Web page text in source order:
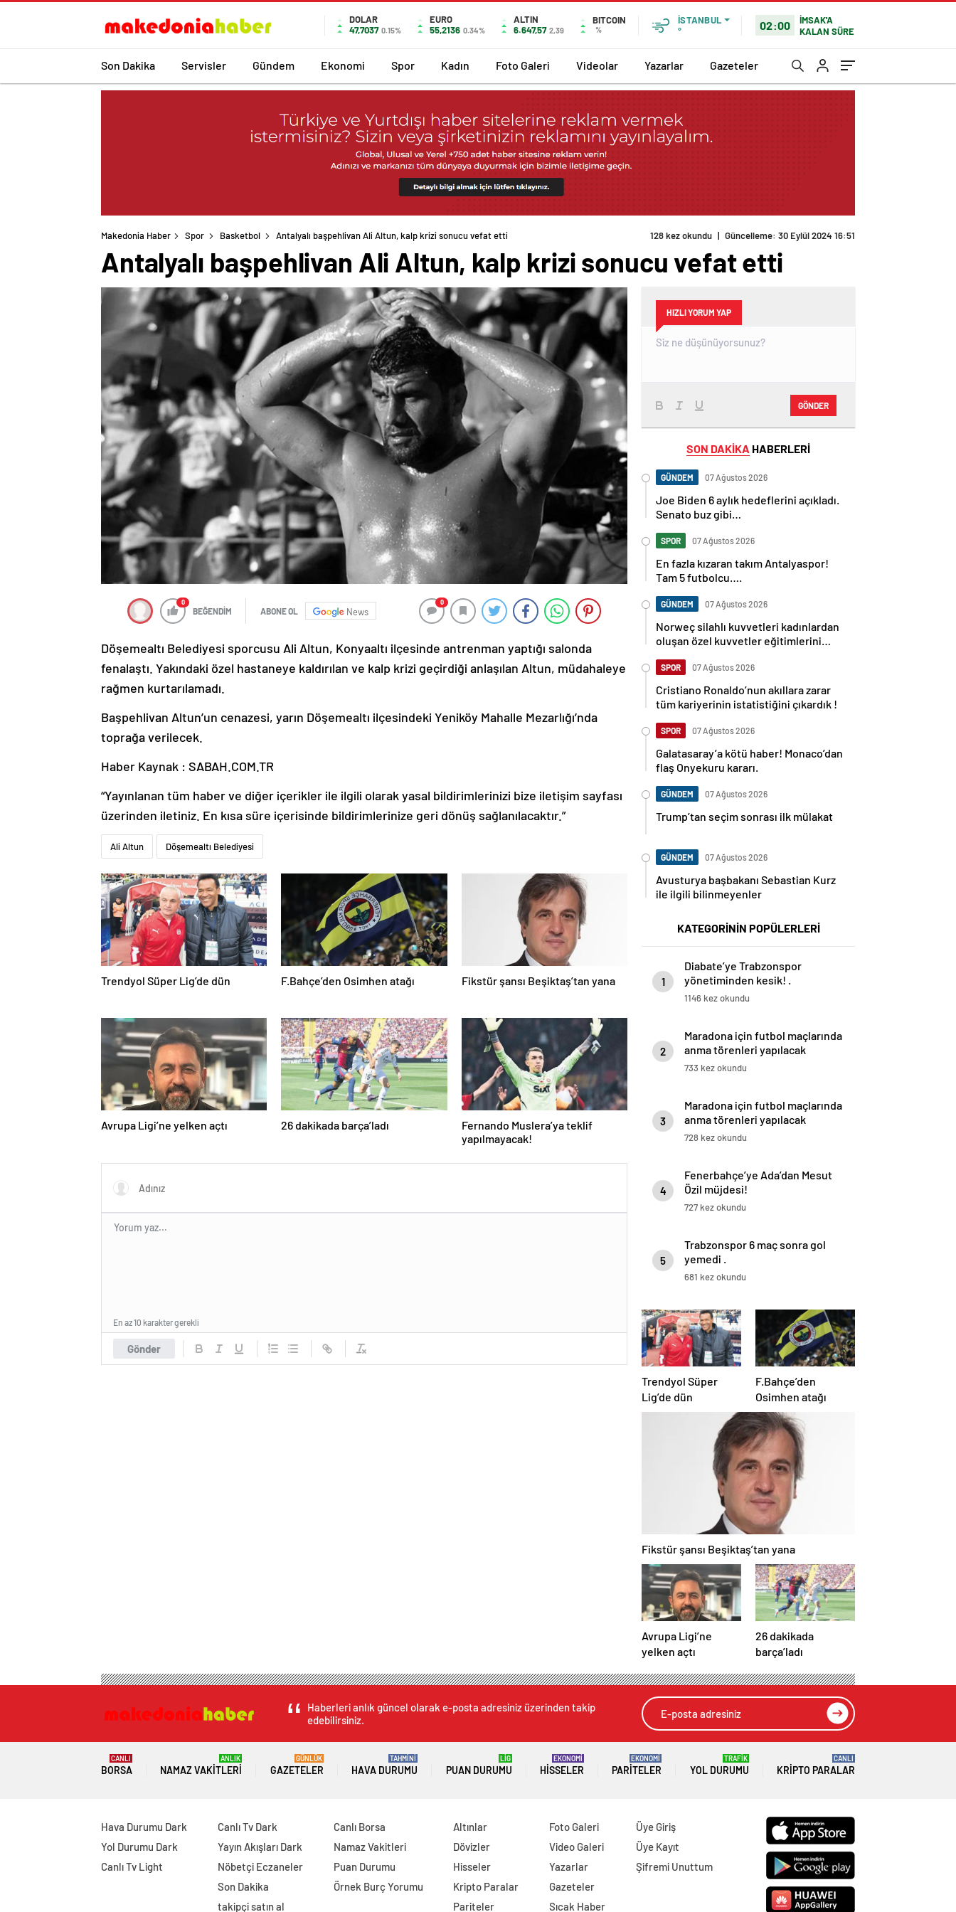
DOLAR
47,7037 0.15%
EURO
55,2136 0.34%
ALTIN
6.647,57 2,39
BITCOIN
%
İSTANBUL
°
02:00
İMSAK'A
KALAN SÜRE
Son Dakika Servisler Gündem Ekonomi Spor Kadın Foto Galeri Videolar Yazarlar Gazeteler
Makedonia Haber Spor Basketbol Antalyalı başpehlivan Ali Altun, kalp krizi sonucu vefat etti 128 kez okundu | Güncelleme: 30 Eylül 2024 16:51
Antalyalı başpehlivan Ali Altun, kalp krizi sonucu vefat etti
0
BEĞENDİM ABONE OL News
0
Döşemealtı Belediyesi sporcusu Ali Altun, Konyaaltı ilçesinde antrenman yaptığı salonda
fenalaştı. Yakındaki özel hastaneye kaldırılan ve kalp krizi geçirdiği anlaşılan Altun, müdahaleye
rağmen kurtarılamadı.
Başpehlivan Altun’un cenazesi, yarın Döşemealtı ilçesindeki Yeniköy Mahalle Mezarlığı’nda
toprağa verilecek.
Haber Kaynak : SABAH.COM.TR
“Yayınlanan tüm haber ve diğer içerikler ile ilgili olarak yasal bildirimlerinizi bize iletişim sayfası
üzerinden iletiniz. En kısa süre içerisinde bildirimlerinize geri dönüş sağlanılacaktır.”
Ali Altun Döşemealtı Belediyesi
Trendyol Süper Lig’de dün F.Bahçe’den Osimhen atağı Fikstür şansı Beşiktaş’tan yana
Avrupa Ligi’ne yelken açtı 26 dakikada barça’ladı
Fernando Muslera’ya teklif
yapılmayacak!
Gönder
En az 10 karakter gerekli
HIZLI YORUM YAP
GÖNDER
SON DAKİKA HABERLERİ
GÜNDEM 07 Ağustos 2026
Joe Biden 6 aylık hedeflerini açıkladı.
Senato buz gibi…
SPOR 07 Ağustos 2026
En fazla kızaran takım Antalyaspor!
Tam 5 futbolcu….
GÜNDEM 07 Ağustos 2026
Norweç silahlı kuvvetleri kadınlardan
oluşan özel kuvvetler eğitimlerini
SPOR 07 Ağustos 2026
Cristiano Ronaldo’nun akıllara zarar
tüm kariyerinin istatistiğini çıkardık !
SPOR 07 Ağustos 2026
Galatasaray’a kötü haber! Monaco’dan
flaş Onyekuru kararı.
GÜNDEM 07 Ağustos 2026
Trump’tan seçim sonrası ilk mülakat
GÜNDEM 07 Ağustos 2026
Avusturya başbakanı Sebastian Kurz
ile ilgili bilinmeyenler
KATEGORİNİN POPÜLERLERİ
1
Diabate’ye Trabzonspor
yönetiminden kesik! .
1146 kez okundu
2
Maradona için futbol maçlarında
anma törenleri yapılacak
733 kez okundu
3
Maradona için futbol maçlarında
anma törenleri yapılacak
728 kez okundu
4
Fenerbahçe’ye Ada’dan Mesut
Özil müjdesi!
727 kez okundu
5
Trabzonspor 6 maç sonra gol
yemedi .
681 kez okundu
Trendyol Süper
Lig’de dün
F.Bahçe’den
Osimhen atağı
Fikstür şansı Beşiktaş’tan yana
Avrupa Ligi’ne
yelken açtı
26 dakikada
barça’ladı
Haberleri anlık güncel olarak e-posta adresiniz üzerinden takip
edebilirsiniz.
BORSA
CANLI
NAMAZ VAKITLERI
ANLIK
GAZETELER
GÜNLÜK
HAVA DURUMU
TAHMİNİ
PUAN DURUMU
LİG
HISSELER
EKONOMİ
PARITELER
EKONOMİ
YOL DURUMU
TRAFİK
KRIPTO PARALAR
CANLI
Hava Durumu Dark
Yol Durumu Dark
Canlı Tv Light
Canlı Tv Dark
Yayın Akışları Dark
Nöbetçi Eczaneler
Son Dakika
takipçi satın al
Canlı Borsa
Namaz Vakitleri
Puan Durumu
Örnek Burç Yorumu
Altınlar
Dövizler
Hisseler
Kripto Paralar
Pariteler
Foto Galeri
Video Galeri
Yazarlar
Gazeteler
Sıcak Haber
Üye Giriş
Üye Kayıt
Şifremi Unuttum